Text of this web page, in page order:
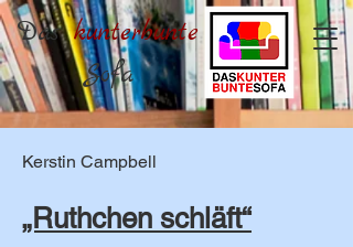
Daskunterbunte
Sofa
Kerstin Campbell
„Ruthchen schläft“